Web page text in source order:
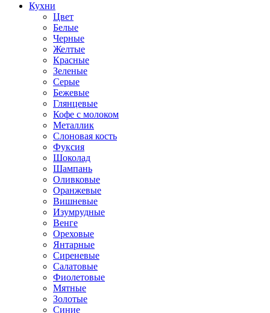
Кухни
Цвет
Белые
Черные
Желтые
Красные
Зеленые
Серые
Бежевые
Глянцевые
Кофе с молоком
Металлик
Слоновая кость
Фуксия
Шоколад
Шампань
Оливковые
Оранжевые
Вишневые
Изумрудные
Венге
Ореховые
Янтарные
Сиреневые
Салатовые
Фиолетовые
Мятные
Золотые
Синие